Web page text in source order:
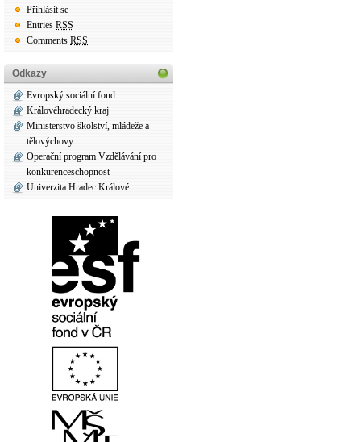
Přihlásit se
Entries RSS
Comments RSS
Odkazy
Evropský sociální fond
Královéhradecký kraj
Ministerstvo školství, mládeže a
tělovýchovy
Operační program Vzdělávání pro
konkurenceschopnost
Univerzita Hradec Králové